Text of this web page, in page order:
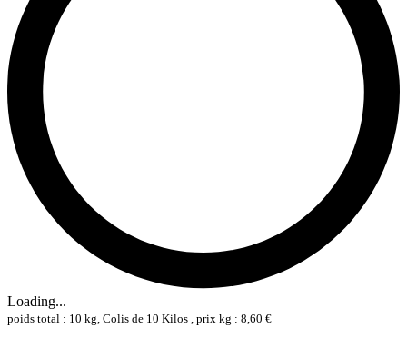
Loading...
poids total : 10 kg, Colis de 10 Kilos , prix kg : 8,60 €